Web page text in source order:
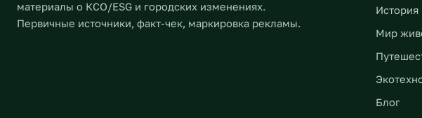
материалы о КСО/ESG и городских изменениях.
Первичные источники, факт-чек, маркировка рекламы.
История
Мир
Блог